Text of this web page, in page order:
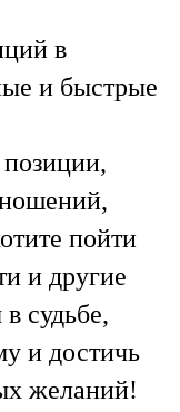
в
и быстрые
пойти
и другие
судьбе,
и достичь
желаний!